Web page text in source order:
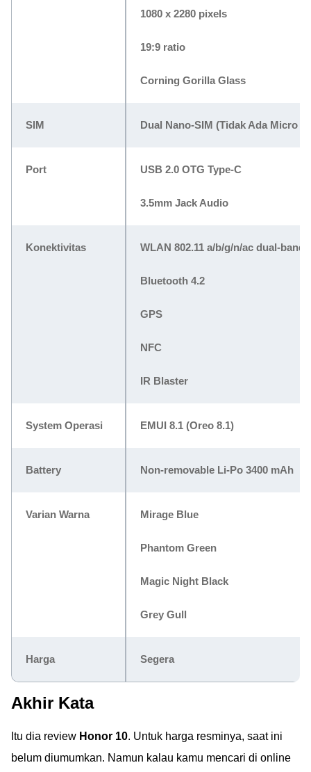
1080 x 2280 pixels
19:9 ratio
Corning Gorilla Glass
SIM Dual Nano-SIM (Tidak Ada Micro
Port USB 2.0 OTG Type-C
3.5mm Jack Audio
Konektivitas WLAN 802.11 a/b/g/n/ac dual-band
Bluetooth 4.2
GPS
NFC
IR Blaster
System Operasi EMUI 8.1 (Oreo 8.1)
Battery Non-removable Li-Po 3400 mAh
Varian Warna Mirage Blue
Phantom Green
Magic Night Black
Grey Gull
Harga Segera
Akhir Kata
Itu dia review Honor 10. Untuk harga resminya, saat ini
belum diumumkan. Namun kalau kamu mencari di online